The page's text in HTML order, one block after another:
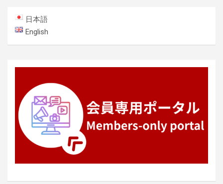
ー
シ
ョ
ン
日本語
English